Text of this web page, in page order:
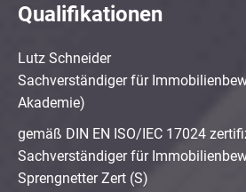
Qualifikationen
Lutz Schneider
Sachverständiger für
Akademie)
gemäß DIN EN ISO/IEC 17024
Sachverständiger für
Sprengnetter Zert (S)